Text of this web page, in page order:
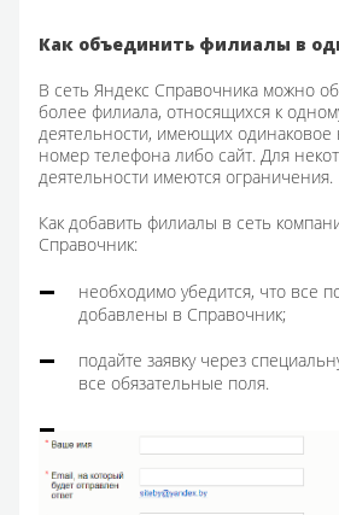
Как объединить филиалы в
В сеть Яндекс Справочника можно
более филиала, относящихся к
деятельности, имеющих
номер телефона либо сайт. Для
деятельности имеются ограничения.
Как добавить филиалы в сеть
Справочник:
необходимо убедится, что все
добавлены в Справочник;
подайте заявку через
все обязательные поля.